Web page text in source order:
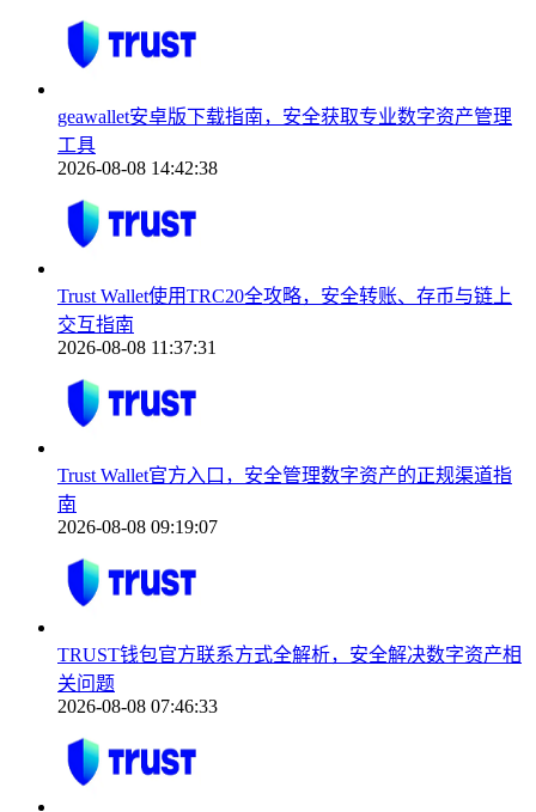
geawallet安卓版下载指南，安全获取专业数字资产管理
工具
2026-08-08 14:42:38
Trust Wallet使用TRC20全攻略，安全转账、存币与链上
交互指南
2026-08-08 11:37:31
Trust Wallet官方入口，安全管理数字资产的正规渠道指
南
2026-08-08 09:19:07
TRUST钱包官方联系方式全解析，安全解决数字资产相
关问题
2026-08-08 07:46:33